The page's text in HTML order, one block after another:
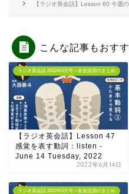
【ラジオ英会話】Lesson 60 今週
こんな記事もおす
ラジオ英会話 2022年6月号～各放送回のまとめ
【ラジオ英会話】Lesson 47
感覚を表す動詞：listen -
June 14 Tuesday, 2022
2022年6月14日
ラジオ英会話 2022年6月号～各放送回のまとめ